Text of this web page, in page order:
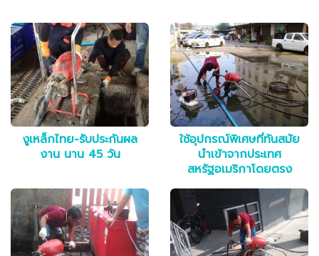
งูเหล็กไทย-รับประกันผล
งาน นาน 45 วัน
ใช้อุปกรณ์พิเศษที่ทันสมัย
นำเข้าจากประเทศ
สหรัฐอเมริกาโดยตรง